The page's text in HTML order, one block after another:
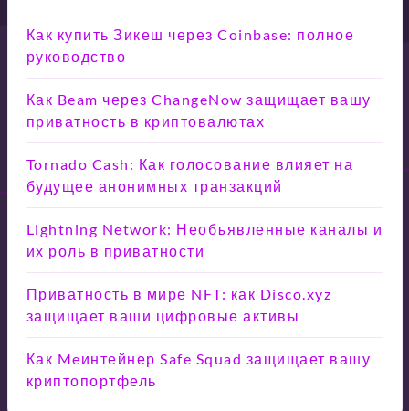
Как купить Зикеш через Coinbase: полное
руководство
Как Beam через ChangeNow защищает вашу
приватность в криптовалютах
Tornado Cash: Как голосование влияет на
будущее анонимных транзакций
Lightning Network: Необъявленные каналы и
их роль в приватности
Приватность в мире NFT: как Disco.xyz
защищает ваши цифровые активы
Как Meинтейнер Safe Squad защищает вашу
криптопортфель